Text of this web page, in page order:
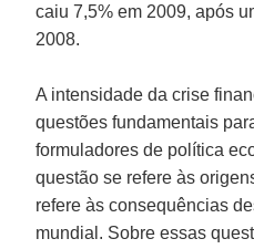
caiu 7,5% em 2009, após
2008.
A intensidade da crise
questões fundamentais
formuladores de política
questão se refere às
refere às consequências
mundial. Sobre essas